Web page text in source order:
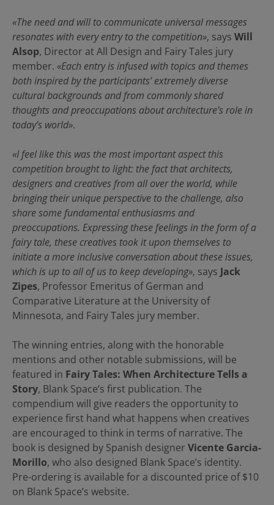
«The need and will to communicate universal messages
resonates with every entry to the competition», says Will
Alsop, Director at All Design and Fairy Tales jury
member. «Each entry is infused with topics and themes
both inspired by the participants’ extremely diverse
cultural backgrounds and from commonly shared
thoughts and preoccupations about architecture’s role in
today’s world».
«I feel like this was the most important aspect this
competition brought to light: the fact that architects,
designers and creatives from all over the world, while
bringing their unique perspective to the challenge, also
share some fundamental enthusiasms and
preoccupations. Expressing these feelings in the form of a
fairy tale, these creatives took it upon themselves to
initiate a more inclusive conversation about these issues,
which is up to all of us to keep developing», says Jack
Zipes, Professor Emeritus of German and
Comparative Literature at the University of
Minnesota, and Fairy Tales jury member.
The winning entries, along with the honorable
mentions and other notable submissions, will be
featured in Fairy Tales: When Architecture Tells a
Story, Blank Space’s first publication. The
compendium will give readers the opportunity to
experience first hand what happens when creatives
are encouraged to think in terms of narrative. The
book is designed by Spanish designer Vicente Garcia-
Morillo, who also designed Blank Space’s identity.
Pre-ordering is available for a discounted price of $10
on Blank Space’s website.